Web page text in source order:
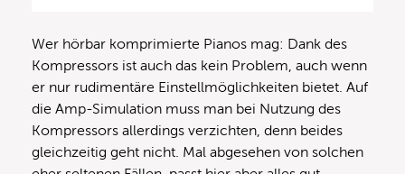
Wer hörbar komprimierte Pianos mag: Dank des
Kompressors ist auch das kein Problem, auch wenn
er nur rudimentäre Einstellmöglichkeiten bietet. Auf
die Amp-Simulation muss man bei Nutzung des
Kompressors allerdings verzichten, denn beides
gleichzeitig geht nicht. Mal abgesehen von solchen